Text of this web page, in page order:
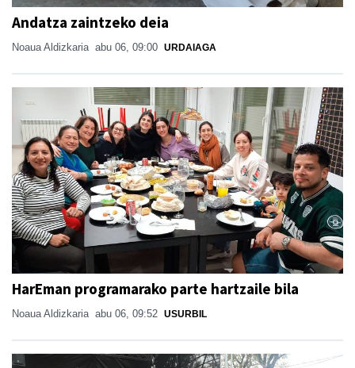
Andatza zaintzeko deia
Noaua Aldizkaria abu 06, 09:00 URDAIAGA
HarEman programarako parte hartzaile bila
Noaua Aldizkaria abu 06, 09:52 USURBIL